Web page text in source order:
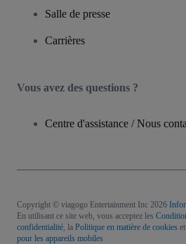
Salle de presse
Carrières
Vous avez des questions ?
Centre d'assistance / Nous
Copyright © viagogo Entertainment Inc 2026
En utilisant ce site web, vous acceptez les
confidentialité , la Politique en matière de cookies
pour les appareils mobiles